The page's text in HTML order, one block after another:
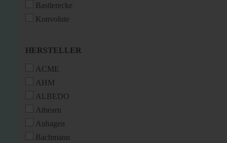
Bastlerecke
Konvolute
HERSTELLER
HERSTELLER
ACME
AHM
ALBEDO
Athearn
Auhagen
Bachmann